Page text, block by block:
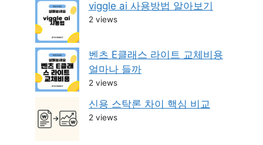
viggle ai 사용방법 알아보기
2 views
벤츠 E클래스 라이트 교체비용
얼마나 들까
2 views
신용 스탁론 차이 핵심 비교
2 views